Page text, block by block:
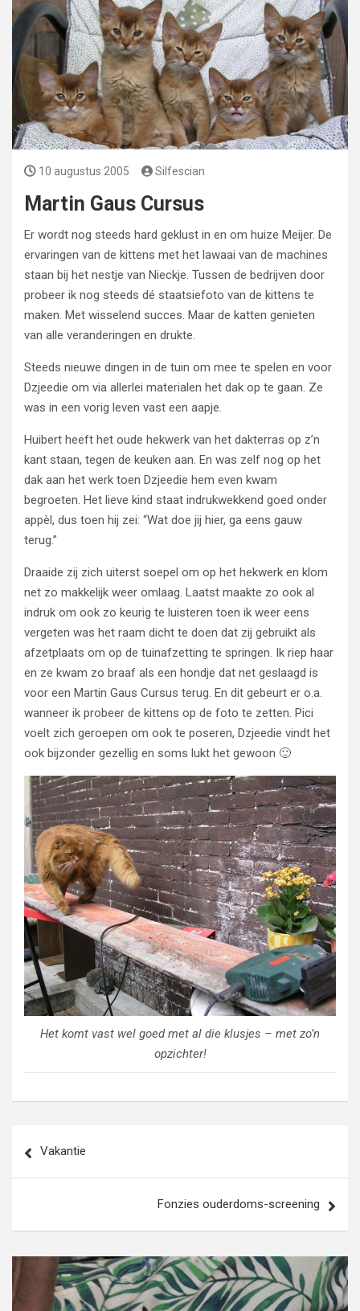
10 augustus 2005 Silfescian
Martin Gaus Cursus
Er wordt nog steeds hard geklust in en om huize Meijer. De
ervaringen van de kittens met het lawaai van de machines
staan bij het nestje van Nieckje. Tussen de bedrijven door
probeer ik nog steeds dé staatsiefoto van de kittens te
maken. Met wisselend succes. Maar de katten genieten
van alle veranderingen en drukte.
Steeds nieuwe dingen in de tuin om mee te spelen en voor
Dzjeedie om via allerlei materialen het dak op te gaan. Ze
was in een vorig leven vast een aapje.
Huibert heeft het oude hekwerk van het dakterras op z’n
kant staan, tegen de keuken aan. En was zelf nog op het
dak aan het werk toen Dzjeedie hem even kwam
begroeten. Het lieve kind staat indrukwekkend goed onder
appèl, dus toen hij zei: “Wat doe jij hier, ga eens gauw
terug.”
Draaide zij zich uiterst soepel om op het hekwerk en klom
net zo makkelijk weer omlaag. Laatst maakte zo ook al
indruk om ook zo keurig te luisteren toen ik weer eens
vergeten was het raam dicht te doen dat zij gebruikt als
afzetplaats om op de tuinafzetting te springen. Ik riep haar
en ze kwam zo braaf als een hondje dat net geslaagd is
voor een Martin Gaus Cursus terug. En dit gebeurt er o.a.
wanneer ik probeer de kittens op de foto te zetten. Pici
voelt zich geroepen om ook te poseren, Dzjeedie vindt het
ook bijzonder gezellig en soms lukt het gewoon 🙂
Het komt vast wel goed met al die klusjes – met zo’n
opzichter!
navigatie
Vakantie
Fonzies ouderdoms-screening